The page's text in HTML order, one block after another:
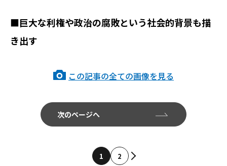
■巨大な利権や政治の腐敗という社会的背景も描
き出す
この記事の全ての画像を見る
次のページへ
1 2